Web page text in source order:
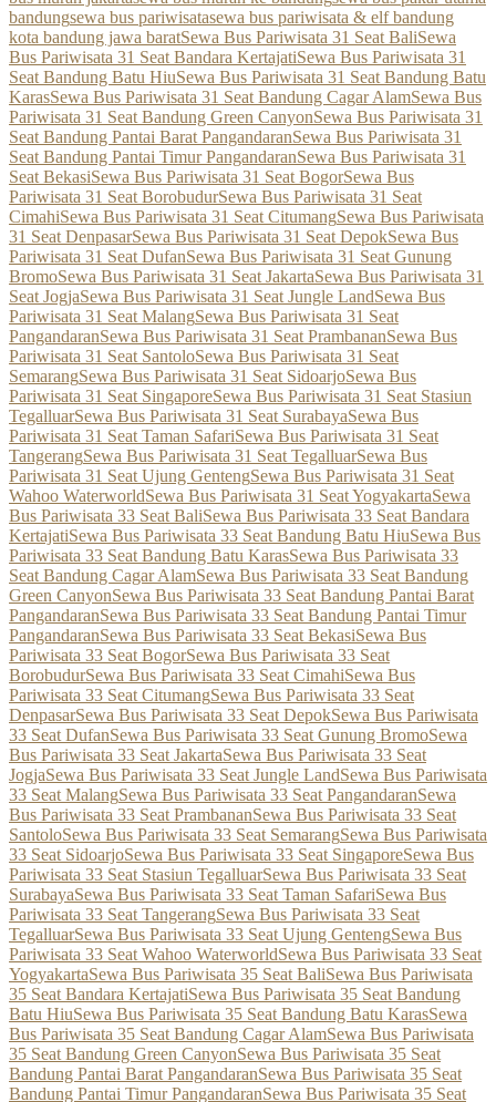
bandungsewa bus pariwisatasewa bus pariwisata & elf bandung
kota bandung jawa baratSewa Bus Pariwisata 31 Seat BaliSewa
Bus Pariwisata 31 Seat Bandara KertajatiSewa Bus Pariwisata 31
Seat Bandung Batu HiuSewa Bus Pariwisata 31 Seat Bandung Batu
KarasSewa Bus Pariwisata 31 Seat Bandung Cagar AlamSewa Bus
Pariwisata 31 Seat Bandung Green CanyonSewa Bus Pariwisata 31
Seat Bandung Pantai Barat PangandaranSewa Bus Pariwisata 31
Seat Bandung Pantai Timur PangandaranSewa Bus Pariwisata 31
Seat BekasiSewa Bus Pariwisata 31 Seat BogorSewa Bus
Pariwisata 31 Seat BorobudurSewa Bus Pariwisata 31 Seat
CimahiSewa Bus Pariwisata 31 Seat CitumangSewa Bus Pariwisata
31 Seat DenpasarSewa Bus Pariwisata 31 Seat DepokSewa Bus
Pariwisata 31 Seat DufanSewa Bus Pariwisata 31 Seat Gunung
BromoSewa Bus Pariwisata 31 Seat JakartaSewa Bus Pariwisata 31
Seat JogjaSewa Bus Pariwisata 31 Seat Jungle LandSewa Bus
Pariwisata 31 Seat MalangSewa Bus Pariwisata 31 Seat
PangandaranSewa Bus Pariwisata 31 Seat PrambananSewa Bus
Pariwisata 31 Seat SantoloSewa Bus Pariwisata 31 Seat
SemarangSewa Bus Pariwisata 31 Seat SidoarjoSewa Bus
Pariwisata 31 Seat SingaporeSewa Bus Pariwisata 31 Seat Stasiun
TegalluarSewa Bus Pariwisata 31 Seat SurabayaSewa Bus
Pariwisata 31 Seat Taman SafariSewa Bus Pariwisata 31 Seat
TangerangSewa Bus Pariwisata 31 Seat TegalluarSewa Bus
Pariwisata 31 Seat Ujung GentengSewa Bus Pariwisata 31 Seat
Wahoo WaterworldSewa Bus Pariwisata 31 Seat YogyakartaSewa
Bus Pariwisata 33 Seat BaliSewa Bus Pariwisata 33 Seat Bandara
KertajatiSewa Bus Pariwisata 33 Seat Bandung Batu HiuSewa Bus
Pariwisata 33 Seat Bandung Batu KarasSewa Bus Pariwisata 33
Seat Bandung Cagar AlamSewa Bus Pariwisata 33 Seat Bandung
Green CanyonSewa Bus Pariwisata 33 Seat Bandung Pantai Barat
PangandaranSewa Bus Pariwisata 33 Seat Bandung Pantai Timur
PangandaranSewa Bus Pariwisata 33 Seat BekasiSewa Bus
Pariwisata 33 Seat BogorSewa Bus Pariwisata 33 Seat
BorobudurSewa Bus Pariwisata 33 Seat CimahiSewa Bus
Pariwisata 33 Seat CitumangSewa Bus Pariwisata 33 Seat
DenpasarSewa Bus Pariwisata 33 Seat DepokSewa Bus Pariwisata
33 Seat DufanSewa Bus Pariwisata 33 Seat Gunung BromoSewa
Bus Pariwisata 33 Seat JakartaSewa Bus Pariwisata 33 Seat
JogjaSewa Bus Pariwisata 33 Seat Jungle LandSewa Bus Pariwisata
33 Seat MalangSewa Bus Pariwisata 33 Seat PangandaranSewa
Bus Pariwisata 33 Seat PrambananSewa Bus Pariwisata 33 Seat
SantoloSewa Bus Pariwisata 33 Seat SemarangSewa Bus Pariwisata
33 Seat SidoarjoSewa Bus Pariwisata 33 Seat SingaporeSewa Bus
Pariwisata 33 Seat Stasiun TegalluarSewa Bus Pariwisata 33 Seat
SurabayaSewa Bus Pariwisata 33 Seat Taman SafariSewa Bus
Pariwisata 33 Seat TangerangSewa Bus Pariwisata 33 Seat
TegalluarSewa Bus Pariwisata 33 Seat Ujung GentengSewa Bus
Pariwisata 33 Seat Wahoo WaterworldSewa Bus Pariwisata 33 Seat
YogyakartaSewa Bus Pariwisata 35 Seat BaliSewa Bus Pariwisata
35 Seat Bandara KertajatiSewa Bus Pariwisata 35 Seat Bandung
Batu HiuSewa Bus Pariwisata 35 Seat Bandung Batu KarasSewa
Bus Pariwisata 35 Seat Bandung Cagar AlamSewa Bus Pariwisata
35 Seat Bandung Green CanyonSewa Bus Pariwisata 35 Seat
Bandung Pantai Barat PangandaranSewa Bus Pariwisata 35 Seat
Bandung Pantai Timur PangandaranSewa Bus Pariwisata 35 Seat